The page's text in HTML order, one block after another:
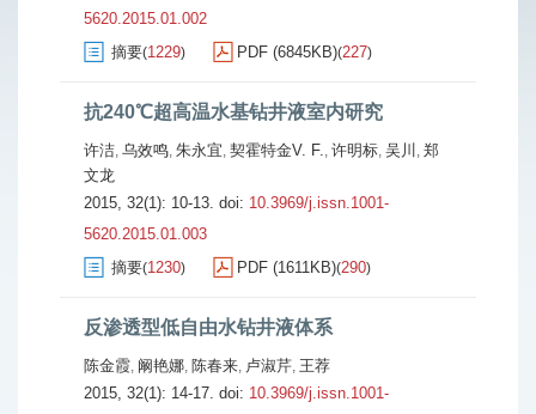
5620.2015.01.002
摘要(1229) PDF (6845KB)(227)
抗240℃超高温水基钻井液室内研究
许洁, 乌效鸣, 朱永宜, 契霍特金V. F., 许明标, 吴川 , 郑
文龙
2015, 32(1): 10-13. doi: 10.3969/j.issn.1001-
5620.2015.01.003
摘要(1230) PDF (1611KB)(290)
反渗透型低自由水钻井液体系
陈金霞, 阚艳娜, 陈春来, 卢淑芹, 王荐
2015, 32(1): 14-17. doi: 10.3969/j.issn.1001-